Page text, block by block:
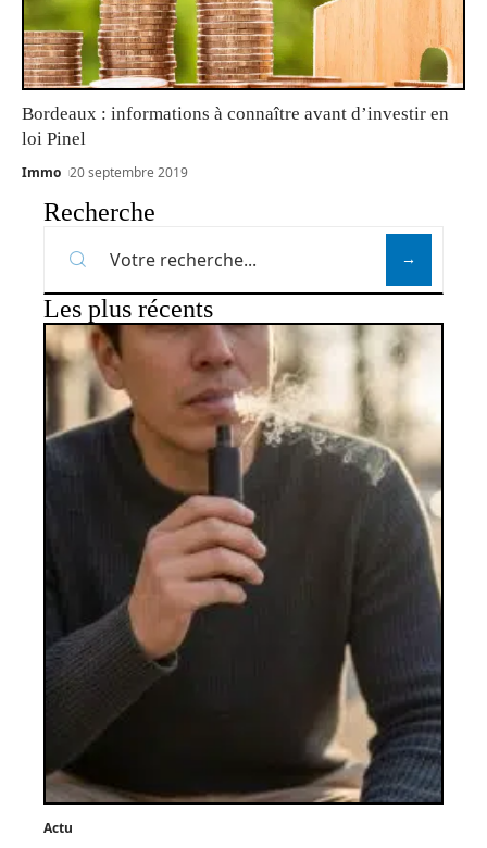
Bordeaux : informations à connaître avant d’investir en
loi Pinel
Immo 20 septembre 2019
Recherche
Les plus récents
Actu